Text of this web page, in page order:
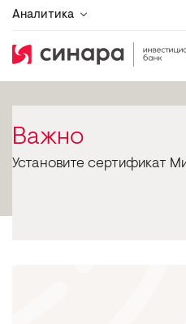
Аналитика
Важно
Установите сертификат